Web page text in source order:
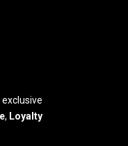
, Loyalty